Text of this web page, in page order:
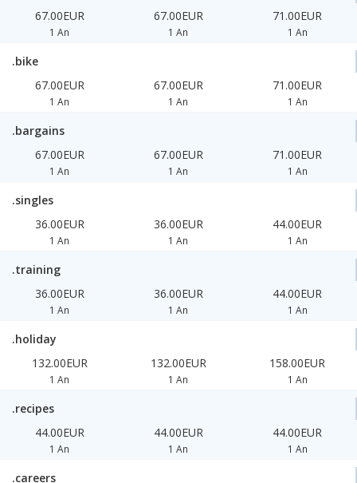
67.00EUR
1 An
67.00EUR
1 An
71.00EUR
1 An
.bike
67.00EUR
1 An
67.00EUR
1 An
71.00EUR
1 An
.bargains
67.00EUR
1 An
67.00EUR
1 An
71.00EUR
1 An
.singles
36.00EUR
1 An
36.00EUR
1 An
44.00EUR
1 An
.training
36.00EUR
1 An
36.00EUR
1 An
44.00EUR
1 An
.holiday
132.00EUR
1 An
132.00EUR
1 An
158.00EUR
1 An
.recipes
44.00EUR
1 An
44.00EUR
1 An
44.00EUR
1 An
.careers